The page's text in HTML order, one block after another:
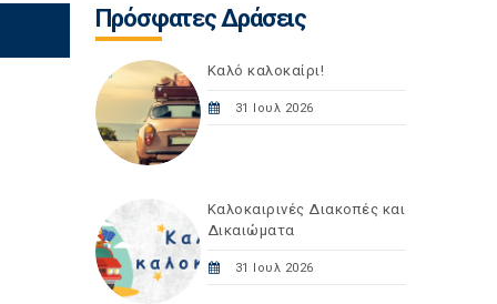
Πρόσφατες Δράσεις
Καλό καλοκαίρι!
31 Ιουλ 2026
Καλοκαιρινές Διακοπές και
Δικαιώματα
31 Ιουλ 2026